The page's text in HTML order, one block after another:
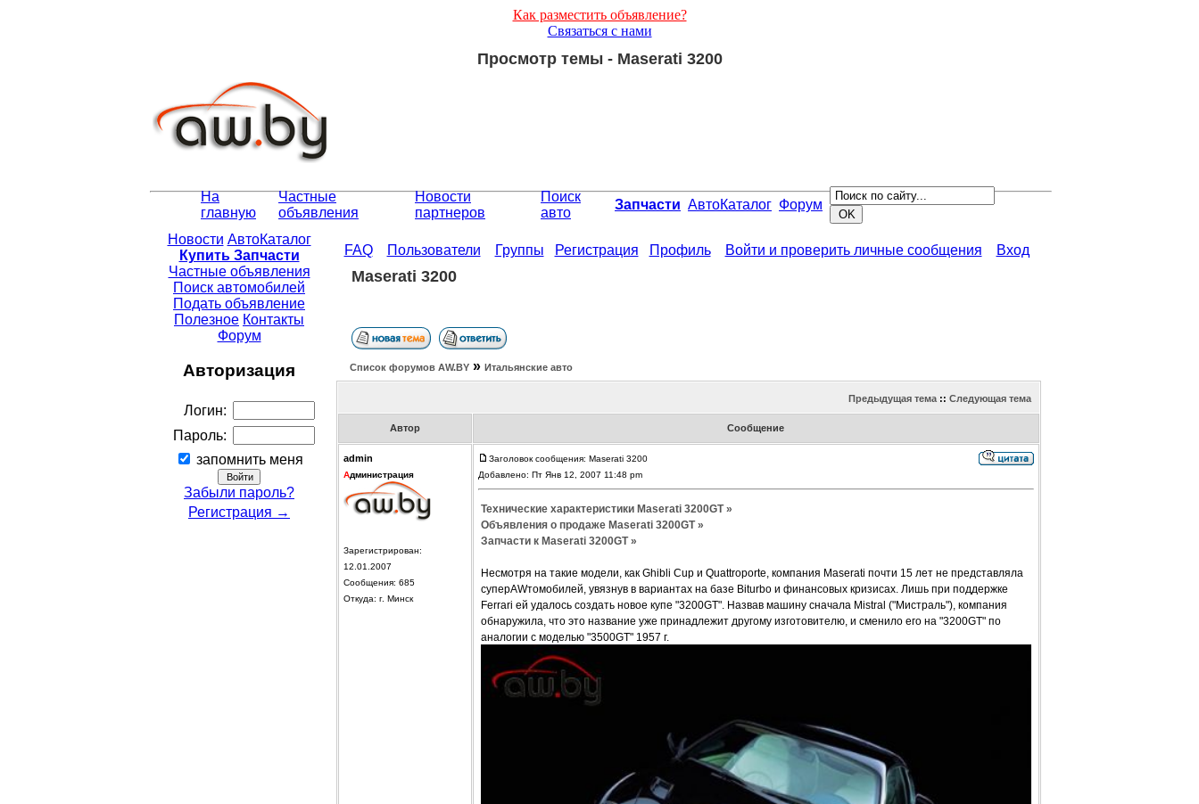
Как разместить объявление?
Связаться с нами
Просмотр темы - Maserati 3200
На
главную
Частные
объявления
Новости
партнеров
Поиск
авто
Запчасти АвтоКаталог Форум
Новости АвтоКаталог
Купить Запчасти
Частные объявления
Поиск автомобилей
Подать объявление
Полезное Контакты
Форум
Авторизация
Логин:
Пароль:
запомнить меня
Забыли пароль?
Регистрация →
FAQ Пользователи Группы Регистрация Профиль Войти и проверить личные сообщения Вход
Maserati 3200
Список форумов АW.BY» Итальянские авто
Предыдущая тема:: Следующая тема
Автор Сообщение
admin
Администрация
Зарегистрирован:
12.01.2007
Сообщения: 685
Откуда: г. Минск
Заголовок сообщения: Maserati 3200
Добавлено: Пт Янв 12, 2007 11:48 pm
Технические характеристики Maserati 3200GT »
Объявления о продаже Maserati 3200GT »
Запчасти к Maserati 3200GT »
Несмотря на такие модели, как Ghibli Cup и Quattroporte, компания Maserati почти 15 лет не представляла
суперAWтомобилей, увязнув в вариантах на базе Biturbo и финансовых кризисах. Лишь при поддержке
Ferrari ей удалось создать новое купе "3200GT". Назвав машину сначала Mistral ("Мистраль"), компания
обнаружила, что это название уже принадлежит другому изготовителю, и сменило его на "3200GT" по
аналогии с моделью "3500GT" 1957 г.